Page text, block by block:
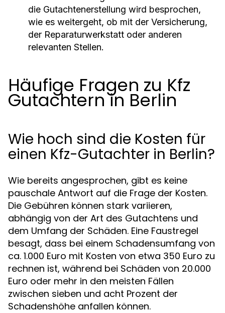
die Gutachtenerstellung wird besprochen,
wie es weitergeht, ob mit der Versicherung,
der Reparaturwerkstatt oder anderen
relevanten Stellen.
Häufige Fragen zu Kfz
Gutachtern in Berlin
Wie hoch sind die Kosten für
einen Kfz-Gutachter in Berlin?
Wie bereits angesprochen, gibt es keine
pauschale Antwort auf die Frage der Kosten.
Die Gebühren können stark variieren,
abhängig von der Art des Gutachtens und
dem Umfang der Schäden. Eine Faustregel
besagt, dass bei einem Schadensumfang von
ca. 1.000 Euro mit Kosten von etwa 350 Euro zu
rechnen ist, während bei Schäden von 20.000
Euro oder mehr in den meisten Fällen
zwischen sieben und acht Prozent der
Schadenshöhe anfallen können.